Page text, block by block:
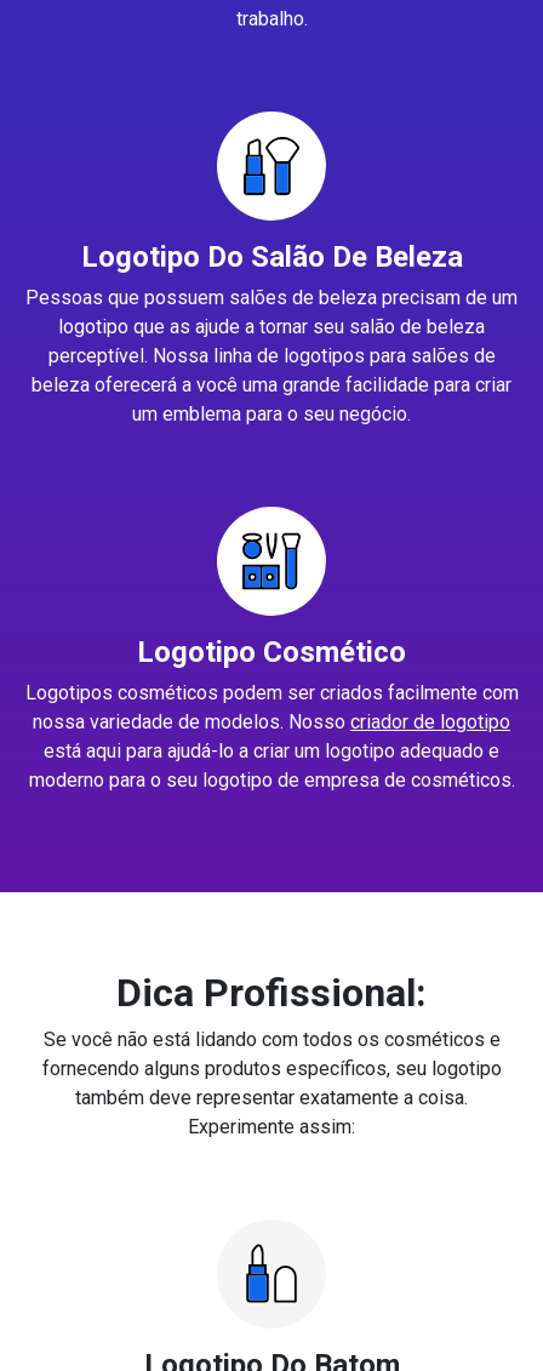
trabalho.
Logotipo Do Salão De Beleza
Pessoas que possuem salões de beleza precisam de um
logotipo que as ajude a tornar seu salão de beleza
perceptível. Nossa linha de logotipos para salões de
beleza oferecerá a você uma grande facilidade para criar
um emblema para o seu negócio.
Logotipo Cosmético
Logotipos cosméticos podem ser criados facilmente com
nossa variedade de modelos. Nosso criador de logotipo
está aqui para ajudá-lo a criar um logotipo adequado e
moderno para o seu logotipo de empresa de cosméticos.
Dica Profissional:
Se você não está lidando com todos os cosméticos e
fornecendo alguns produtos específicos, seu logotipo
também deve representar exatamente a coisa.
Experimente assim: